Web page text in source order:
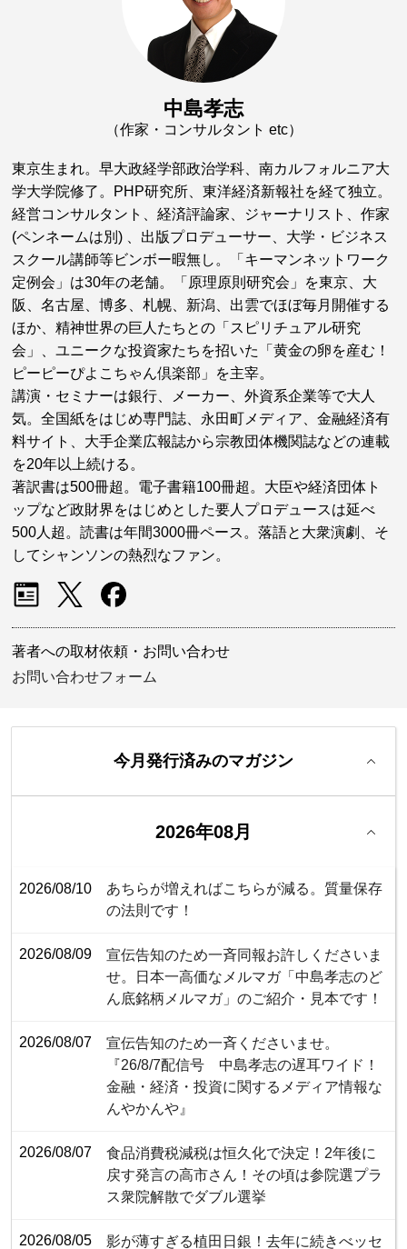
中島孝志
（作家・コンサルタント etc）
東京生まれ。早大政経学部政治学科、南カルフォルニア大
学大学院修了。PHP研究所、東洋経済新報社を経て独立。
経営コンサルタント、経済評論家、ジャーナリスト、作家
(ペンネームは別) 、出版プロデューサー、大学・ビジネス
スクール講師等ビンボー暇無し。「キーマンネットワーク
定例会」は30年の老舗。「原理原則研究会」を東京、大
阪、名古屋、博多、札幌、新潟、出雲でほぼ毎月開催する
ほか、精神世界の巨人たちとの「スピリチュアル研究
会」、ユニークな投資家たちを招いた「黄金の卵を産む！
ピーピーぴよこちゃん倶楽部」を主宰。
講演・セミナーは銀行、メーカー、外資系企業等で大人
気。全国紙をはじめ専門誌、永田町メディア、金融経済有
料サイト、大手企業広報誌から宗教団体機関誌などの連載
を20年以上続ける。
著訳書は500冊超。電子書籍100冊超。大臣や経済団体ト
ップなど政財界をはじめとした要人プロデュースは延べ
500人超。読書は年間3000冊ペース。落語と大衆演劇、そ
してシャンソンの熱烈なファン。
著者への取材依頼・お問い合わせ
お問い合わせフォーム
今月発行済みのマガジン
2026年08月
2026/08/10
あちらが増えればこちらが減る。質量保存
の法則です！
2026/08/09
宣伝告知のため一斉同報お許しくださいま
せ。日本一高価なメルマガ「中島孝志のど
ん底銘柄メルマガ」のご紹介・見本です！
2026/08/07
宣伝告知のため一斉くださいませ。
『26/8/7配信号 中島孝志の遅耳ワイド！
金融・経済・投資に関するメディア情報な
んやかんや』
2026/08/07
食品消費税減税は恒久化で決定！2年後に
戻す発言の高市さん！その頃は参院選プラ
ス衆院解散でダブル選挙
2026/08/05 影が薄すぎる植田日銀！去年に続きべッセ